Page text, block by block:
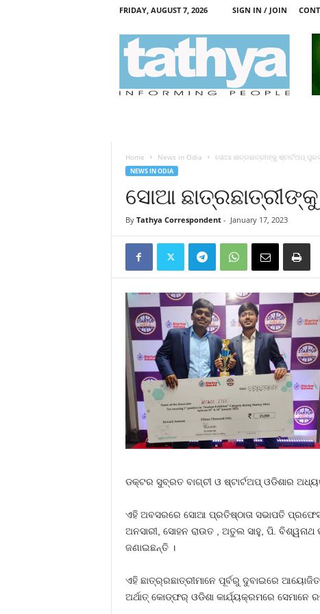
FRIDAY, AUGUST 7, 2026 SIGN IN / JOIN
Home News in Odia ସୋଆ ଛାତ୍ରଛାତ୍ରୀଙ୍କୁ ଷ୍ଟାର୍ଟଅପ୍
NEWS IN ODIA
ସୋଆ
By Tathya Correspondent- January 17, 2023
ଡକ୍ଟର ସୁବ୍ରତ ବାଗ୍‌ଚୀ ଓ ଷ୍ଟାର୍ଟଅପ୍ ଓଡିଶାର
ଏହି ଅବସରରେ ସୋଆ ପ୍ରତିଷ୍ଠାତା ସଭାପତି
ଅନସାରୀ, ସୋହନ ରାଉତ , ଅତୁଲ ସାହୁ, ପି.
ଜଣାଇଛନ୍ତି ।
ଏହି ଛାତ୍ର୍ରଛାତ୍ରୀମାନେ ପୂର୍ବରୁ ଦୁବାଇରେ
ଅର୍ଥାତ୍ କୋଡ୍‌ଫର୍ ଓଡିଶା କାର୍ଯ୍ୟକ୍ରମରେ ସେମାନେ